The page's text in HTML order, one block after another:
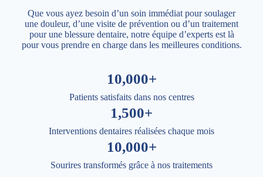
Que vous ayez besoin d’un soin immédiat pour soulager
une douleur, d’une visite de prévention ou d’un traitement
pour une blessure dentaire, notre équipe d’experts est là
pour vous prendre en charge dans les meilleures conditions.
10,000+
Patients satisfaits dans nos centres
1,500+
Interventions dentaires réalisées chaque mois
10,000+
Sourires transformés grâce à nos traitements